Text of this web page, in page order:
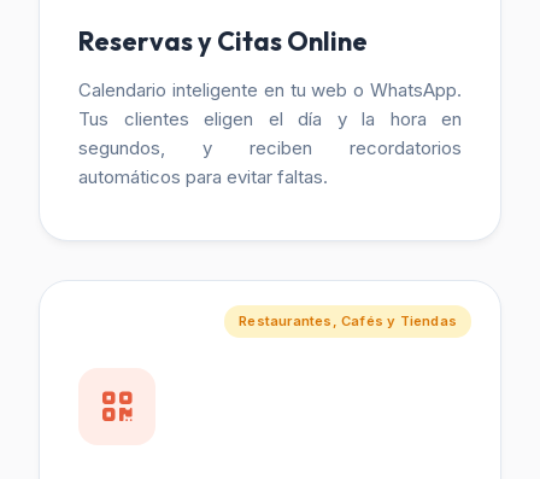
Reservas y Citas Online
Calendario inteligente en tu web o WhatsApp.
Tus clientes eligen el día y la hora en
segundos, y reciben recordatorios
automáticos para evitar faltas.
Restaurantes, Cafés y Tiendas